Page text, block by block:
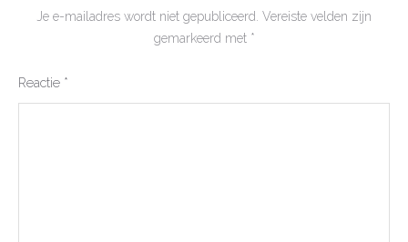
Je e-mailadres wordt niet gepubliceerd. Vereiste velden zijn
gemarkeerd met *
Reactie *